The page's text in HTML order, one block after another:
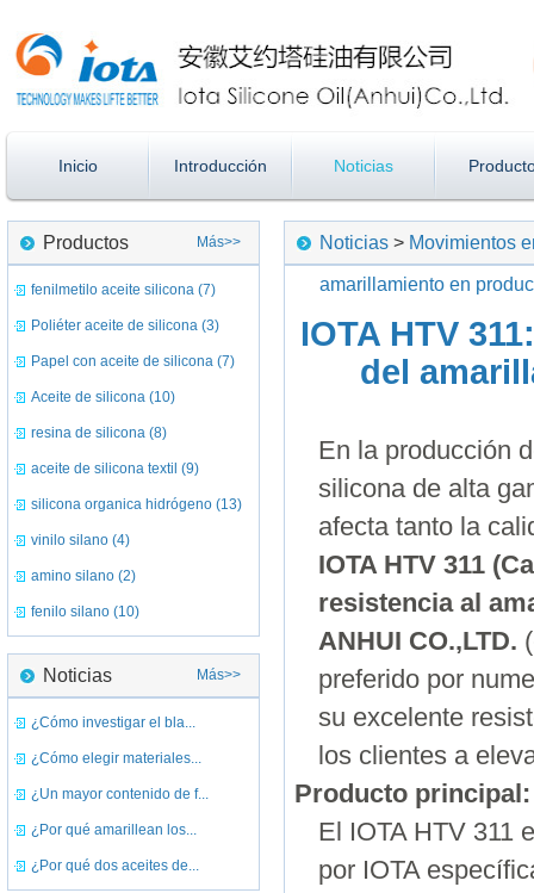
Inicio Introducción Noticias
Productos Más>>
fenilmetilo aceite silicona (7)
Poliéter aceite de silicona (3)
Papel con aceite de silicona (7)
Aceite de silicona (10)
resina de silicona (8)
aceite de silicona textil (9)
silicona organica hidrógeno (13)
vinilo silano (4)
amino silano (2)
fenilo silano (10)
Noticias Más>>
¿Cómo investigar el bla...
¿Cómo elegir materiales...
¿Un mayor contenido de f...
¿Por qué amarillean los...
¿Por qué dos aceites de...
Noticias > Movimientos
amarillamiento en
IOTA HTV
del
En la producción
silicona de alta
afecta tanto la
IOTA HTV 311
resistencia al
ANHUI CO.,LTD.
preferido por
su excelente
los clientes a
Producto principal:
El IOTA HTV 311
por IOTA